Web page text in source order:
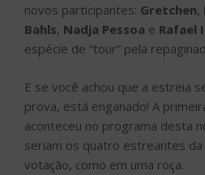
novos participantes: Gretchen,
Bahls, Nadja Pessoa e Rafael
espécie de “tour” pela
E se você achou que a estreia
prova, está enganado! A
aconteceu no programa desta
seriam os quatro estreantes
votação, como em uma roça.